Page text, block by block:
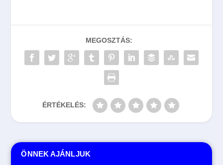
MEGOSZTÁS:
ÉRTÉKELÉS:
ÖNNEK AJÁNLJUK